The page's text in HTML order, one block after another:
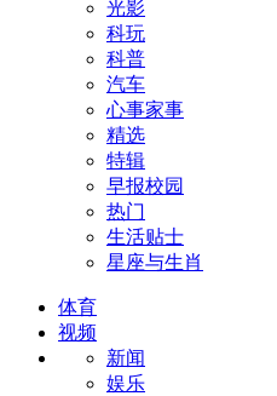
光影
科玩
科普
汽车
心事家事
精选
特辑
早报校园
热门
生活贴士
星座与生肖
体育
视频
新闻
娱乐